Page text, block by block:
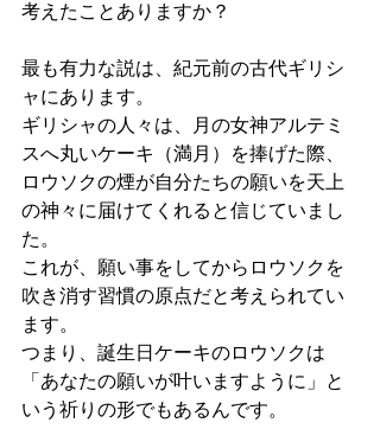
考えたことありますか？
​​​最も有力な説は、紀元前の古代ギリシ
ャにあります。
​ギリシャの人々は、月の女神アルテミ
スへ丸いケーキ（満月）を捧げた際、
ロウソクの煙が自分たちの願いを天上
の神々に届けてくれると信じていまし
た。
これが、願い事をしてからロウソクを
吹き消す習慣の原点だと考えられてい
ます。
​つ まり、誕生日ケーキのロウソクは
「あなたの願いが叶いますように」と
いう祈りの形でもあるんです。